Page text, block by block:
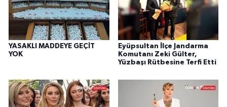
YASAKLI MADDEYE GEÇİT
YOK
Eyüpsultan İlçe Jandarma
Komutanı Zeki Gülter,
Yüzbaşı Rütbesine Terfi Etti